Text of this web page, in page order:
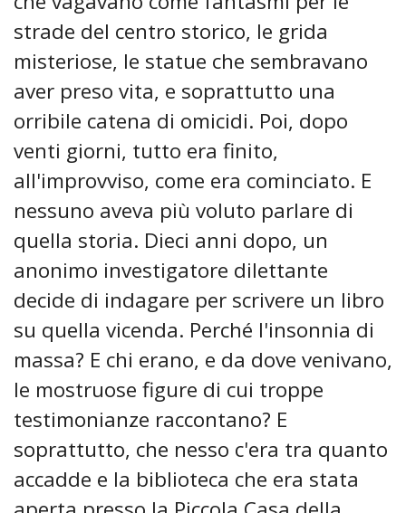
strade del centro storico, le grida
misteriose, le statue che sembravano
aver preso vita, e soprattutto una
orribile catena di omicidi. Poi, dopo
venti giorni, tutto era finito,
all'improvviso, come era cominciato. E
nessuno aveva più voluto parlare di
quella storia. Dieci anni dopo, un
anonimo investigatore dilettante
decide di indagare per scrivere un libro
su quella vicenda. Perché l'insonnia di
massa? E chi erano, e da dove venivano,
le mostruose figure di cui troppe
testimonianze raccontano? E
soprattutto, che nesso c'era tra quanto
accadde e la biblioteca che era stata